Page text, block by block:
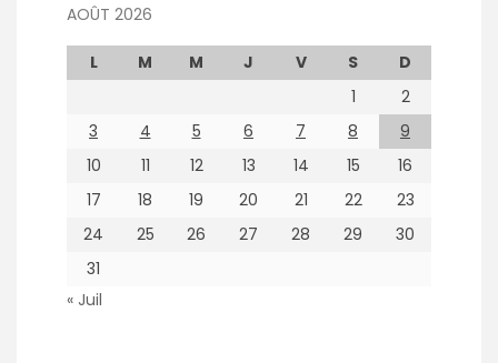
AOÛT 2026
L M M J V S
D
1
2
3
4 5 6 7 8
9
10
11 12 13 14 15
16
17
18 19 20 21 22
23
24
25 26 27 28 29
30
31
« Juil